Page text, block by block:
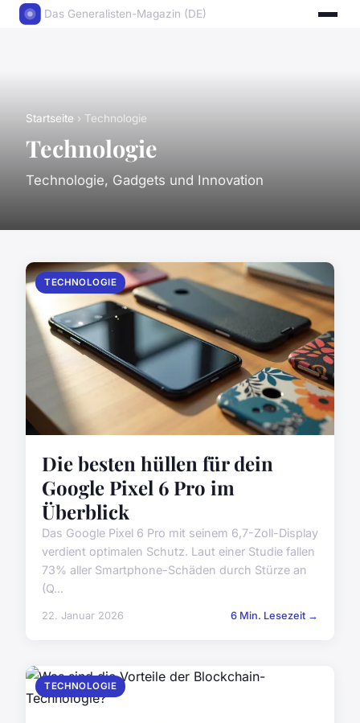
Das Generalisten-Magazin (DE)
Startseite › Technologie
Technologie
Technologie, Gadgets und Innovation
TECHNOLOGIE
Die besten hüllen für dein
Google Pixel 6 Pro im
Überblick
Das Google Pixel 6 Pro mit seinem 6,7-Zoll-Display
verdient optimalen Schutz. Laut einer Studie fallen
73% aller Smartphone-Schäden durch Stürze an
(Q...
22. Januar 2026 6 Min. Lesezeit →
TECHNOLOGIE